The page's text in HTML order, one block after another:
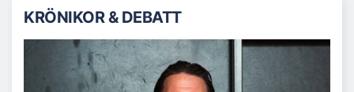
KRÖNIKOR & DEBATT